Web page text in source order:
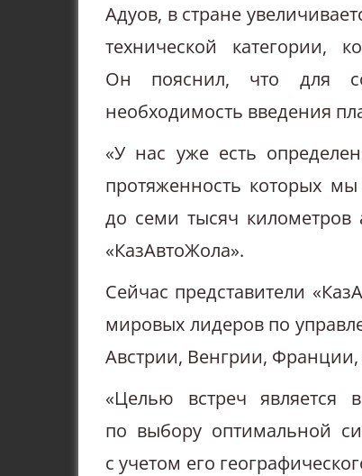
Адуов, в стране
технической категории,
Он пояснил, что для
необходимость введения
«У нас уже есть
протяженность которых
до семи тысяч километров
«КазАвтоЖола».
Сейчас представители
мировых лидеров по
Австрии, Венгрии,
«Целью встреч является
по выбору оптимальной
с учетом его